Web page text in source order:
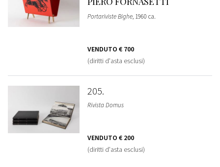
Portariviste Bighe, 1960 ca.
VENDUTO € 700
(diritti d'asta esclusi)
205
Rivista Domus
VENDUTO € 200
(diritti d'asta esclusi)